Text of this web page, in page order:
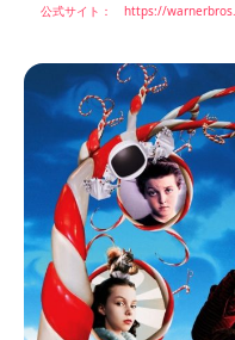
公式サイト： https://